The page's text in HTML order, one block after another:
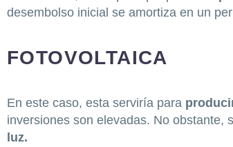
desembolso inicial se amortiza en un
FOTOVOLTAICA
En este caso, esta serviría para
inversiones son elevadas. No obstante,
luz.